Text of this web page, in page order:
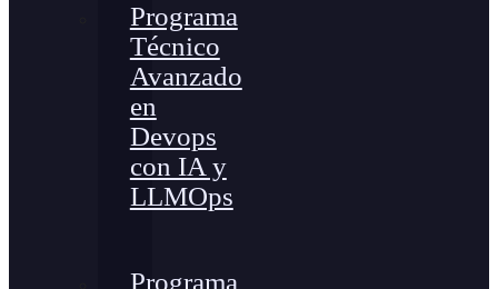
Programa
Técnico
Avanzado
en
Devops
con IA y
LLMOps
Programa